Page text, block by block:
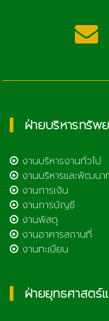
ฝ่ายบริหารทรัพ
งานบริหารงานทั่วไป
งานบริหารและพัฒน
งานการเงิน
งานการบัญชี
งานพัสดุ
งานอาคารสถานที่
งานทะเบียน
ฝ่ายยุทธศาสตร์